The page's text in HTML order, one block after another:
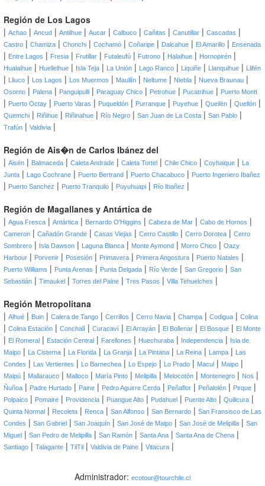
Región de Los Lagos
| Achao | Ancud | Antilhue | Aucar | Calbuco | Cañitas | Canutillar | Cascadas |
Castro | Chamiza | Chonchi | Cochamó | Coñaripe | Dalcahue | El Amarillo | Ensenada
| Entre Lagos | Fresia | Frutillar | Futaleufú | Futrono | Halaihue | Hornopirén |
Hualaihue | Huellelhue | Isla Teja | La Unión | Lago Ranco | Liquiñe | Llanquihue | Llifén
| Lliuco | Los Lagos | Los Muermos | Maullín | Neltume | Niebla | Nueva Braunau |
Osorno | Palena | Panguipulli | Paraguay Chico | Petrohue | Pucatrihue | Puerto Montt
| Puerto Octay | Puerto Varas | Puqueldón | Purranque | Puyehue | Queilén | Quellón |
Quemchi | Riñihue | Riñinahue | Río Negro | San Juan de La Costa | San Pablo |
Trafún | Valdivia |
Región de Ais�n de Carlos Ibánez del
| Aisén | Balmaceda | Caleta Andrade | Caleta Tortel | Chile Chico | Coyhaique |
La
Junta | Lago Cochrane | Puerto Bertrand | Puerto Chacabuco | Puerto Ingeniero Ibañez
| Puerto Sanchez | Puerto Tranquilo | Puyuhuapi | Río Ibañez |
Región de Magallanes y Antártica de
| Agua Fresca | Antártica | Bernardo O'Higgins | Cabeza de Mar | Cabo de Hornos |
Cameron | Cañadón Grande | Casas Viejas | Cerro Castillo | Cerro Dorotea | Cerro
Sombrero | Isla Dawson | Laguna Blanca | Monte Aymond | Morro Chico | Oazy
Harbour | Porvenir | Posesión | Primavera | Primera Angostura | Puerto Natales |
Puerto Williams | Punta Arenas | Punta Delgada | Río Verde | San Gregorio | San
Sebastián | Timaukel | Torres del Paine | Tres Pasos | Villa Tehuelches |
Región Metropolitana
| Alhué | Buin | Calera de Tango | Cerrillos | Cerro Navia | Champa | Codigua | Colina
| Colina Estación | Conchalí | Curacaví | El Arrayán | El Bollenar | El Bosque | El Monte
| El Romeral | Estación Central | Farellones | Huechuraba | Independencia |
Isla de
Maipo | La Cisterna | La Florida | La Granja | La Pintana | La Reina | Lampa |
Las
Condes | Las Vertientes | Lo Barnechea | Lo Espejo | Lo Prado | Macul | Maipo |
Maipú | Mallarauco | Malloco | María Pinto | Melipilla | Melocotón | Montenegro | Nos |
Ñuñoa | Padre Hurtado | Paine | Pedro Aguirre Cerda | Peñaflor | Peñalolén | Pirque |
Polpaico | Pomaire | Providencia | Puangue Alto | Pudahuel | Puente Alto | Quilicura |
Quinta Normal | Recoleta | Renca | San Alfonso | San Bernardo | San Fransisco de Las
Condes | San Gabriel | San Joaquín | San José de Maipo | San José de Melipilla | San
Miguel | San Pedro de Melipilla | San Ramón | Santa Ana | Santa Ana de Chena |
Santiago | Talagante | TilTil | Valdivia de Paine | Vitacura |
Administrador: ecotour@tourchile.cl